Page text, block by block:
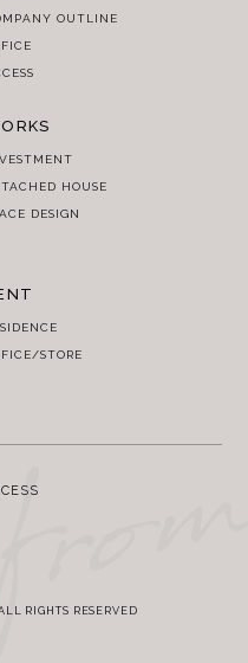
OUTLINE
HOUSE
DESIGN
STORE
RIGHTS RESERVED